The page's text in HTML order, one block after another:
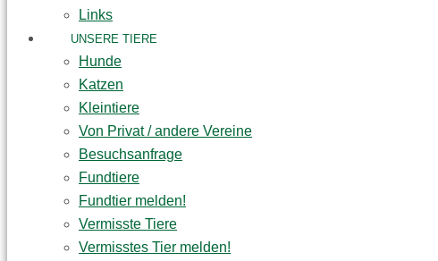
Links
UNSERE TIERE
Hunde
Katzen
Kleintiere
Von Privat / andere Vereine
Besuchsanfrage
Fundtiere
Fundtier melden!
Vermisste Tiere
Vermisstes Tier melden!